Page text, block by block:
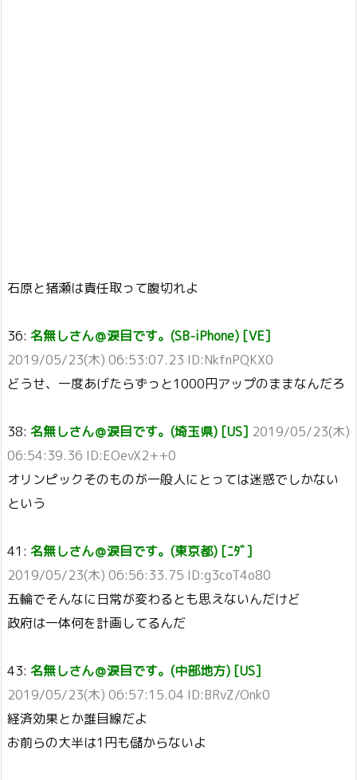
石原と猪瀬は責任取って腹切れよ
36: 名無しさん＠涙目です。(SB-iPhone) [VE]
2019/05/23(木) 06:53:07.23 ID:NkfnPQKX0
どうせ、一度あげたらずっと1000円アップのままなんだろ
38: 名無しさん＠涙目です。(埼玉県) [US] 2019/05/23(木)
06:54:39.36 ID:EOevX2++0
オリンピックそのものが一般人にとっては迷惑でしかない
という
41: 名無しさん＠涙目です。(東京都) [ﾆﾀﾞ]
2019/05/23(木) 06:56:33.75 ID:g3coT4o80
五輪でそんなに日常が変わるとも思えないんだけど
政府は一体何を計画してるんだ
43: 名無しさん＠涙目です。(中部地方) [US]
2019/05/23(木) 06:57:15.04 ID:BRvZ/Onk0
経済効果とか誰目線だよ
お前らの大半は1円も儲からないよ